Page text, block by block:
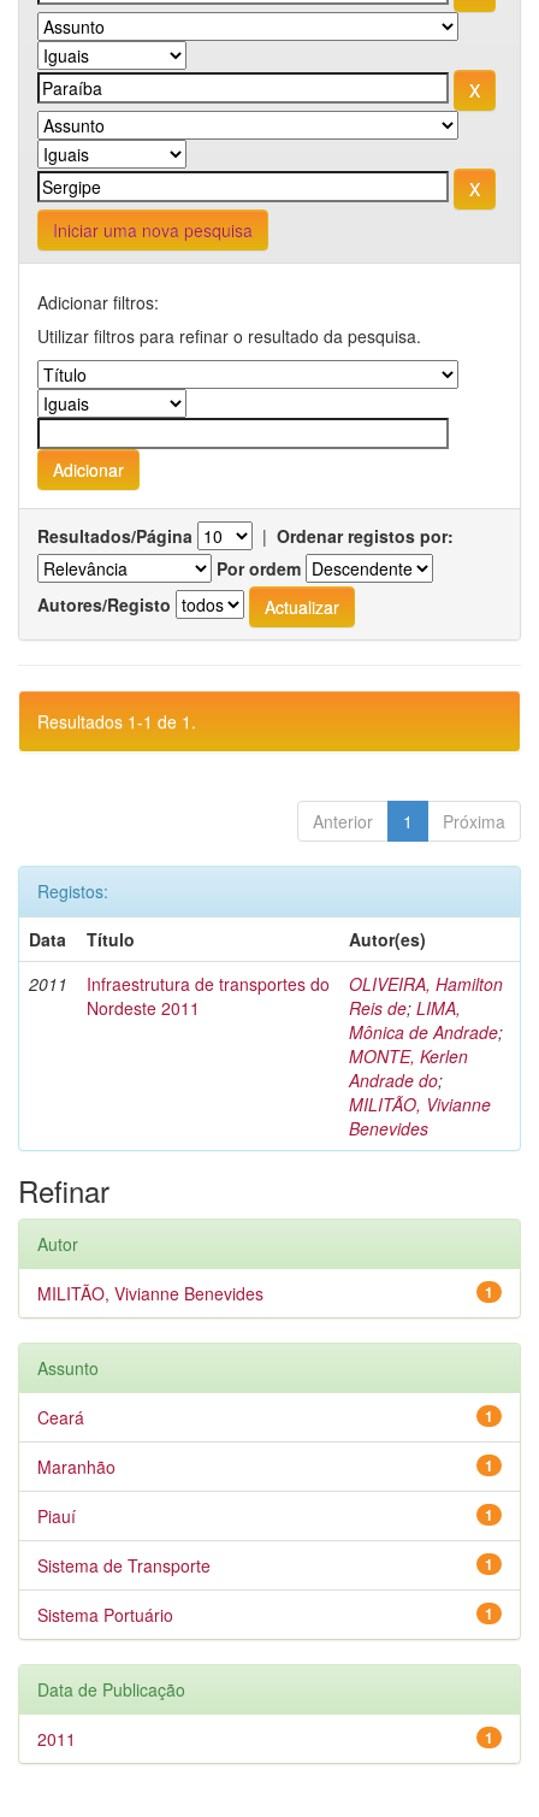
Iniciar uma nova pesquisa
Adicionar filtros:
Utilizar filtros para refinar o resultado da pesquisa.
Resultados/Página | Ordenar registos por:
Por ordem
Autores/Registo
Resultados 1-1 de 1.
Anterior 1 Próxima
Registos:
Data
Título
Autor(es)
2011
Infraestrutura de transportes do
Nordeste 2011
OLIVEIRA, Hamilton
Reis de; LIMA,
Mônica de Andrade;
MONTE, Kerlen
Andrade do;
MILITÃO, Vivianne
Benevides
Refinar
Autor
1
MILITÃO, Vivianne Benevides
Assunto
1
Ceará
1
Maranhão
1
Piauí
1
Sistema de Transporte
1
Sistema Portuário
Data de Publicação
1
2011